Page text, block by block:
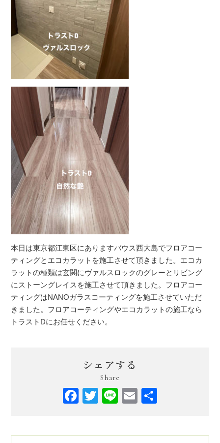
本日は東京都江東区にありますバウス西大島でフロアコー
ティングとエコカラットを施工させて頂きました。エコカ
ラットの種類は玄関にヴァルスロックのグレーとリビング
にストーングレイスを施工させて頂きました。フロアコー
ティングはNANOガラスコーティングを施工させていただ
きました。フロアコーティングやエコカラットの施工なら
トラストDにお任せください。
シェアする
Share
Facebook
Twitter
LineEmail